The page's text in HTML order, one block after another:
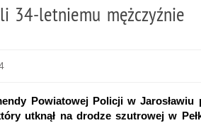
34-letniemu mężczyźnie
Powiatowej Policji w Jarosławiu
utknął na drodze szutrowej w